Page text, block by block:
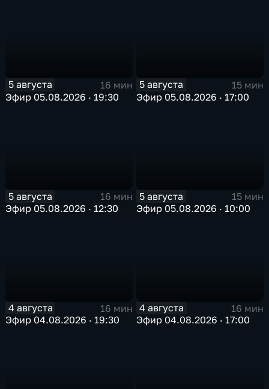
5 августа
16 мин
Эфир 05.08.2026 · 19:30
5 августа
15 мин
Эфир 05.08.2026 · 17:00
5 августа
16 мин
Эфир 05.08.2026 · 12:30
5 августа
15 мин
Эфир 05.08.2026 · 10:00
4 августа
16 мин
Эфир 04.08.2026 · 19:30
4 августа
16 мин
Эфир 04.08.2026 · 17:00